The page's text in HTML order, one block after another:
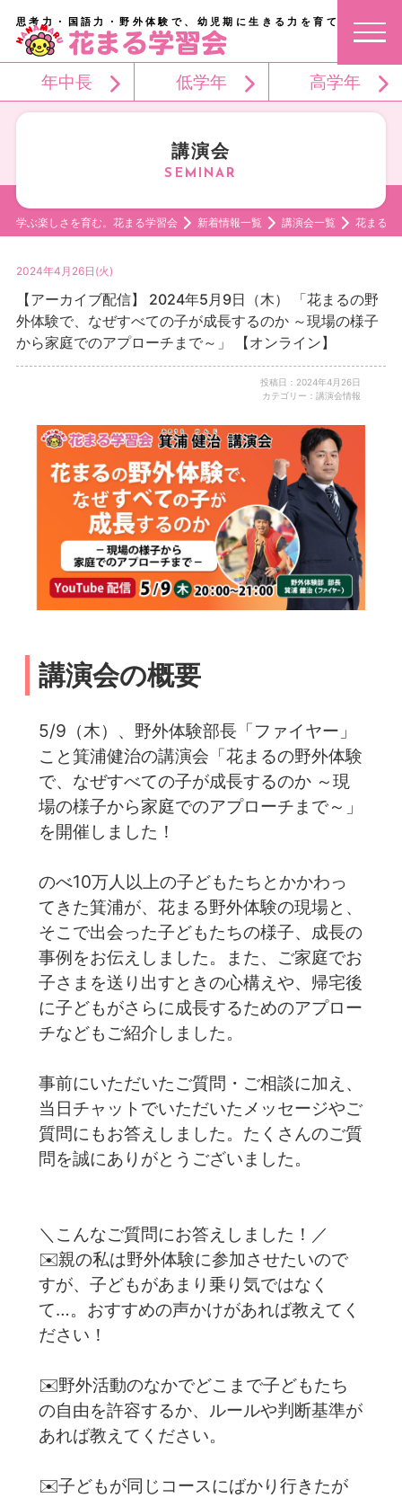
思考力・国語力・野外体験で、幼児期に生きる力を育てる。
年中長 低学年 高学年
講演会
学ぶ楽しさを育む。花まる学習会 新着情報一覧 講演会一覧 花まるの
2024年4月26日(火)
【アーカイブ配信】 2024年5月9日（木） 「花まるの野
外体験で、なぜすべての子が成長するのか ～現場の様子
から家庭でのアプローチまで～」 【オンライン】
投稿日：2024年4月26日
カテゴリー：講演会情報
講演会の概要
5/9（木）、野外体験部長「ファイヤー」
こと箕浦健治の講演会「花まるの野外体験
で、なぜすべての子が成長するのか ～現
場の様子から家庭でのアプローチまで～」
を開催しました！
のべ10万人以上の子どもたちとかかわっ
てきた箕浦が、花まる野外体験の現場と、
そこで出会った子どもたちの様子、成長の
事例をお伝えしました。また、ご家庭でお
子さまを送り出すときの心構えや、帰宅後
に子どもがさらに成長するためのアプロー
チなどもご紹介しました。
事前にいただいたご質問・ご相談に加え、
当日チャットでいただいたメッセージやご
質問にもお答えしました。たくさんのご質
問を誠にありがとうございました。
＼こんなご質問にお答えしました！／
✉️親の私は野外体験に参加させたいので
すが、子どもがあまり乗り気ではなく
て…。おすすめの声かけがあれば教えてく
ださい！
✉️野外活動のなかでどこまで子どもたち
の自由を許容するか、ルールや判断基準が
あれば教えてください。
✉️子どもが同じコースにばかり行きたが